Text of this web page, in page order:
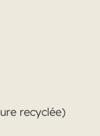
recyclée)